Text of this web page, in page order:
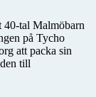
40-tal Malmöbarn
på Tycho
att packa sin
till